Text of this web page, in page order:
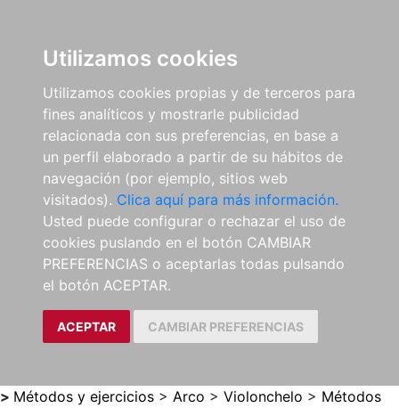
Utilizamos cookies
Utilizamos cookies propias y de terceros para
fines analíticos y mostrarle publicidad
relacionada con sus preferencias, en base a
un perfil elaborado a partir de su hábitos de
navegación (por ejemplo, sitios web
visitados). Clica aquí para más información.
Usted puede configurar o rechazar el uso de
cookies puslando en el botón CAMBIAR
PREFERENCIAS o aceptarlas todas pulsando
el botón ACEPTAR.
ACEPTAR CAMBIAR PREFERENCIAS
> Métodos y ejercicios > Arco > Violonchelo > Métodos